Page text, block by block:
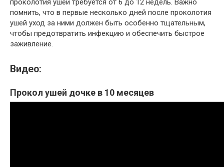
помнить, что в первые несколько дней после проколотия
ушей уход за ними должен быть особенно тщательным,
чтобы предотвратить инфекцию и обеспечить быстрое
заживление.
Видео:
Прокол ушей дочке в 10 месяцев